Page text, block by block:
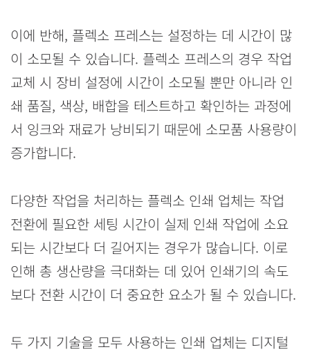
이에 반해, 플렉소 프레스는 설정하는 데 시간이 많
이 소모될 수 있습니다. 플렉소 프레스의 경우 작업
교체 시 장비 설정에 시간이 소모될 뿐만 아니라 인
쇄 품질, 색상, 배합을 테스트하고 확인하는 과정에
서 잉크와 재료가 낭비되기 때문에 소모품 사용량이
증가합니다.
다양한 작업을 처리하는 플렉소 인쇄 업체는 작업
전환에 필요한 세팅 시간이 실제 인쇄 작업에 소요
되는 시간보다 더 길어지는 경우가 많습니다. 이로
인해 총 생산량을 극대화는 데 있어 인쇄기의 속도
보다 전환 시간이 더 중요한 요소가 될 수 있습니다.
두 가지 기술을 모두 사용하는 인쇄 업체는 디지털